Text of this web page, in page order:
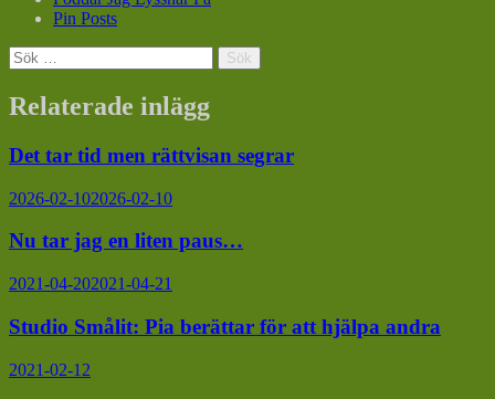
Pin Posts
Sök
efter:
Relaterade inlägg
Det tar tid men rättvisan segrar
2026-02-102026-02-10
Nu tar jag en liten paus…
2021-04-202021-04-21
Studio Smålit: Pia berättar för att hjälpa andra
2021-02-12